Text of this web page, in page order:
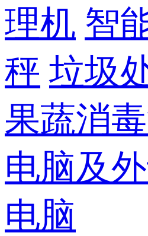
理机 智
秤 垃圾
果蔬消
电脑及
电脑